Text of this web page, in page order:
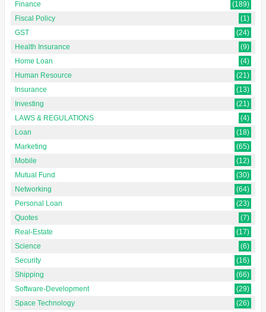
Finance
(189)
Fiscal Policy
(1)
GST
(24)
Health Insurance
(9)
Home Loan
(4)
Human Resource
(21)
Insurance
(13)
Investing
(21)
LAWS & REGULATIONS
(4)
Loan
(18)
Marketing
(65)
Mobile
(12)
Mutual Fund
(30)
Networking
(64)
Personal Loan
(23)
Quotes
(7)
Real-Estate
(17)
Science
(6)
Security
(16)
Shipping
(66)
Software-Development
(29)
Space Technology
(26)